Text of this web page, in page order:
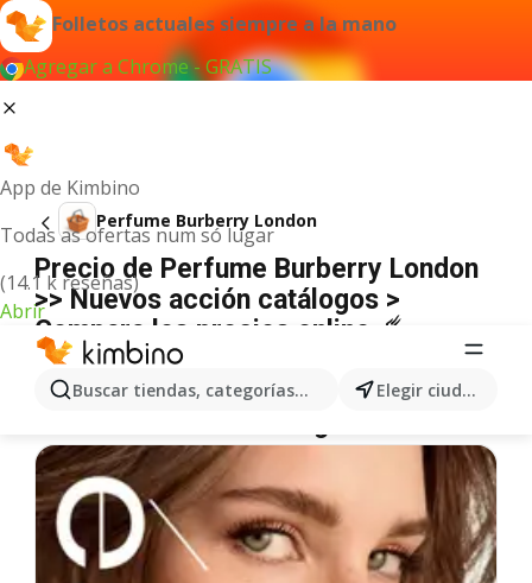
Folletos actuales siempre a la mano
Agregar a Chrome - GRATIS
App de Kimbino
Todas as ofertas num só lugar
(14.1 k reseñas)
Abrir
Buscar tiendas, categorías, productos... Elegir ciudad
Perfume Burberry London
Precio de Perfume Burberry London
>> Nuevos acción catálogos >
Compara los precios online ☄️
No hemos encontrado resultados para este
término.